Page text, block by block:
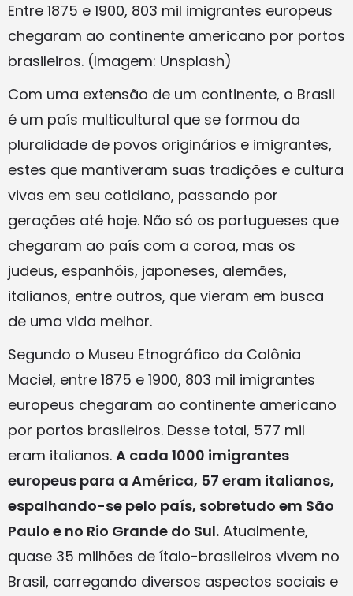
Entre 1875 e 1900, 803 mil imigrantes europeus
chegaram ao continente americano por portos
brasileiros. (Imagem: Unsplash)
Com uma extensão de um continente, o Brasil
é um país multicultural que se formou da
pluralidade de povos originários e imigrantes,
estes que mantiveram suas tradições e cultura
vivas em seu cotidiano, passando por
gerações até hoje. Não só os portugueses que
chegaram ao país com a coroa, mas os
judeus, espanhóis, japoneses, alemães,
italianos, entre outros, que vieram em busca
de uma vida melhor.
Segundo o Museu Etnográfico da Colônia
Maciel, entre 1875 e 1900, 803 mil imigrantes
europeus chegaram ao continente americano
por portos brasileiros. Desse total, 577 mil
eram italianos. A cada 1000 imigrantes
europeus para a América, 57 eram italianos,
espalhando-se pelo país, sobretudo em São
Paulo e no Rio Grande do Sul. Atualmente,
quase 35 milhões de ítalo-brasileiros vivem no
Brasil, carregando diversos aspectos sociais e